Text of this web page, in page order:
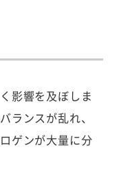
影響を及ぼしま
ランスが乱れ、
ゲンが大量に分